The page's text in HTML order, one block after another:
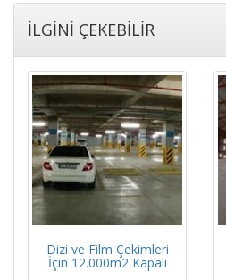
İLGİNİ ÇEKEBİLİR
Dizi ve Film Çekimleri
İçin 12.000m2 Kapalı